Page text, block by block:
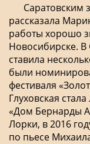
Саратовским
рассказала
работы хорошо
Новосибирске. В
ставила
были
фестиваля
Глуховская
«Дом Бернарды
Лорки, в 2016
по пьесе